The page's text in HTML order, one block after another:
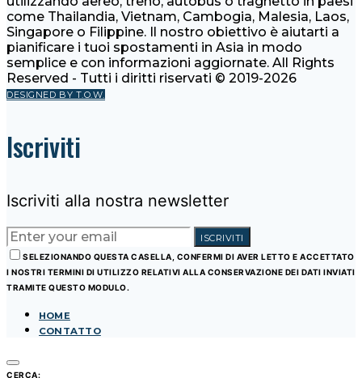
come Thailandia, Vietnam, Cambogia, Malesia, Laos,
Singapore o Filippine. Il nostro obiettivo è aiutarti a
pianificare i tuoi spostamenti in Asia in modo
semplice e con informazioni aggiornate. All Rights
Reserved - Tutti i diritti riservati © 2019-2026
DESIGNED BY T.O.W.
Iscriviti
Iscriviti alla nostra newsletter
ISCRIVITI
SELEZIONANDO QUESTA CASELLA, CONFERMI DI AVER LETTO E ACCETTATO
I NOSTRI TERMINI DI UTILIZZO RELATIVI ALLA CONSERVAZIONE DEI DATI INVIATI
TRAMITE QUESTO MODULO.
HOME
CONTATTO
CERCA: